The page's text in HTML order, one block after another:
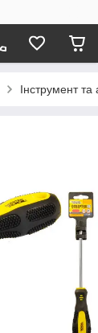
Інструмент та